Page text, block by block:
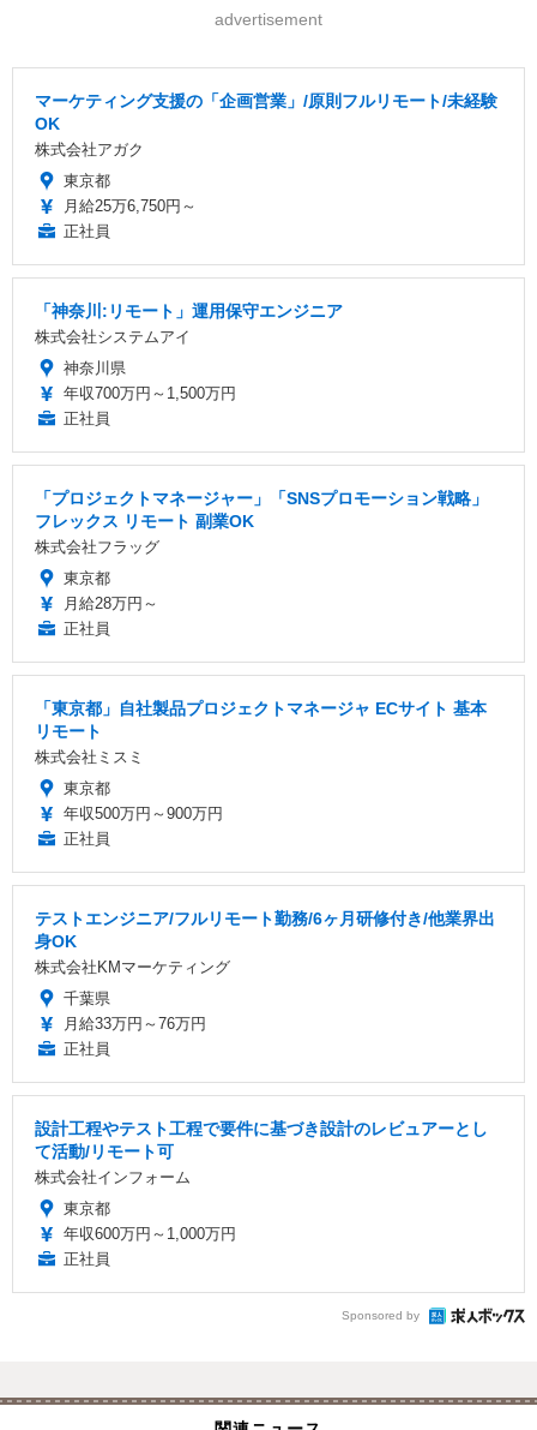
advertisement
マーケティング支援の「企画営業」/原則フルリモート/未経験
OK
株式会社アガク
東京都
月給25万6,750円～
正社員
「神奈川:リモート」運用保守エンジニア
株式会社システムアイ
神奈川県
年収700万円～1,500万円
正社員
「プロジェクトマネージャー」「SNSプロモーション戦略」
フレックス リモート 副業OK
株式会社フラッグ
東京都
月給28万円～
正社員
「東京都」自社製品プロジェクトマネージャ ECサイト 基本
リモート
株式会社ミスミ
東京都
年収500万円～900万円
正社員
テストエンジニア/フルリモート勤務/6ヶ月研修付き/他業界出
身OK
株式会社KMマーケティング
千葉県
月給33万円～76万円
正社員
設計工程やテスト工程で要件に基づき設計のレビュアーとし
て活動/リモート可
株式会社インフォーム
東京都
年収600万円～1,000万円
正社員
Sponsored by